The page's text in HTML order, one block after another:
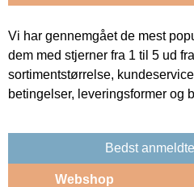
Vi har gennemgået de mest
dem med stjerner fra 1 til 5 ud
sortimentstørrelse,
betingelser, leveringsformer og
Bedst
Webshop